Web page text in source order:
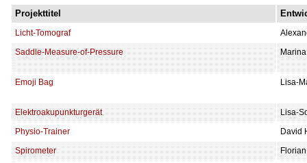
Projekttitel
Licht-Tomograf
Saddle-Measure-of-Pressure
Emoji Bag Lisa-
Elektroakupunkturgerät
Lisa-
Physio-Trainer
David
Spirometer